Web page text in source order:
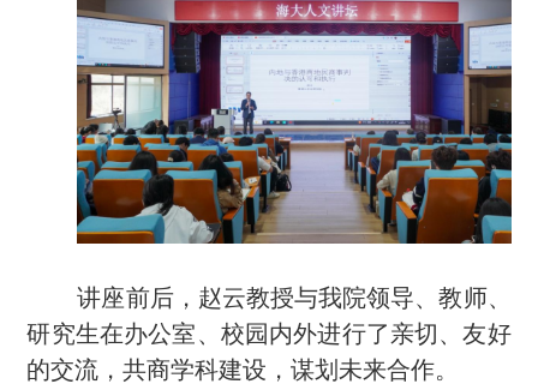
讲座前后，赵云教授与我院领导、教师、
研究生在办公室、校园内外进行了亲切、友好
的交流，共商学科建设，谋划未来合作。